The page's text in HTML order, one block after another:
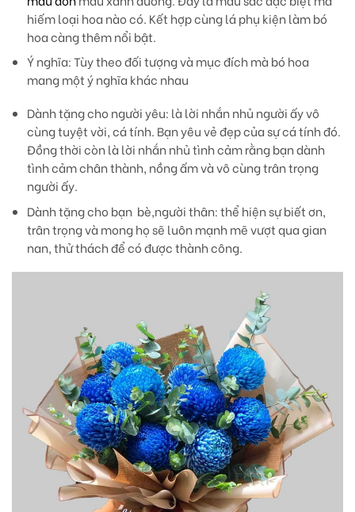
hiếm loại hoa nào có. Kết hợp cùng lá phụ kiện làm bó
hoa càng thêm nổi bật.
Ý nghĩa:Tùy theo đối tượng và mục đích mà bó hoa
mang một ý nghĩa khác nhau
Dành tặng cho người yêu: là lời nhắn nhủ người ấy vô
cùng tuyệt vời, cá tính. Bạn yêu vẻ đẹp của sự cá tính đó.
Đồng thời còn là lời nhắn nhủ tình cảm rằng bạn dành
tình cảm chân thành, nồng ấm và vô cùng trân trọng
người ấy.
Dành tặng cho bạn bè,người thân: thể hiện sự biết ơn,
trân trọng và mong họ sẽ luôn mạnh mẽ vượt qua gian
nan, thử thách để có được thành công.